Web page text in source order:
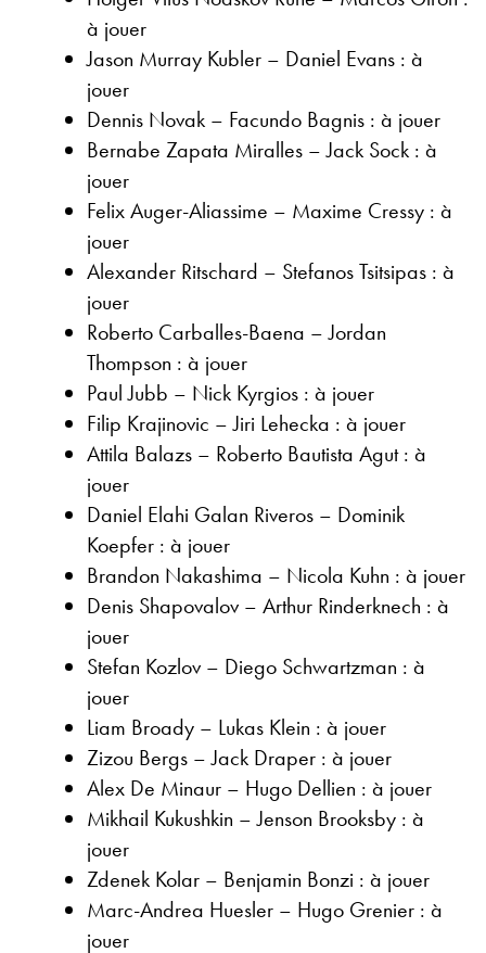
à jouer
Jason Murray Kubler – Daniel Evans : à
jouer
Dennis Novak – Facundo Bagnis : à jouer
Bernabe Zapata Miralles – Jack Sock : à
jouer
Felix Auger-Aliassime – Maxime Cressy : à
jouer
Alexander Ritschard – Stefanos Tsitsipas : à
jouer
Roberto Carballes-Baena – Jordan
Thompson : à jouer
Paul Jubb – Nick Kyrgios : à jouer
Filip Krajinovic – Jiri Lehecka : à jouer
Attila Balazs – Roberto Bautista Agut : à
jouer
Daniel Elahi Galan Riveros – Dominik
Koepfer : à jouer
Brandon Nakashima – Nicola Kuhn : à jouer
Denis Shapovalov – Arthur Rinderknech : à
jouer
Stefan Kozlov – Diego Schwartzman : à
jouer
Liam Broady – Lukas Klein : à jouer
Zizou Bergs – Jack Draper : à jouer
Alex De Minaur – Hugo Dellien : à jouer
Mikhail Kukushkin – Jenson Brooksby : à
jouer
Zdenek Kolar – Benjamin Bonzi : à jouer
Marc-Andrea Huesler – Hugo Grenier : à
jouer